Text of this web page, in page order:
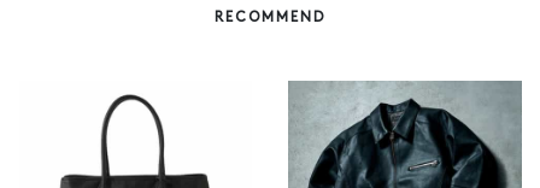
RECOMMEND